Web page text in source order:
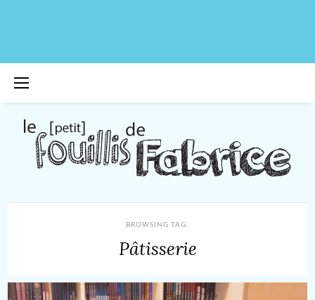
BROWSING TAG:
Pâtisserie